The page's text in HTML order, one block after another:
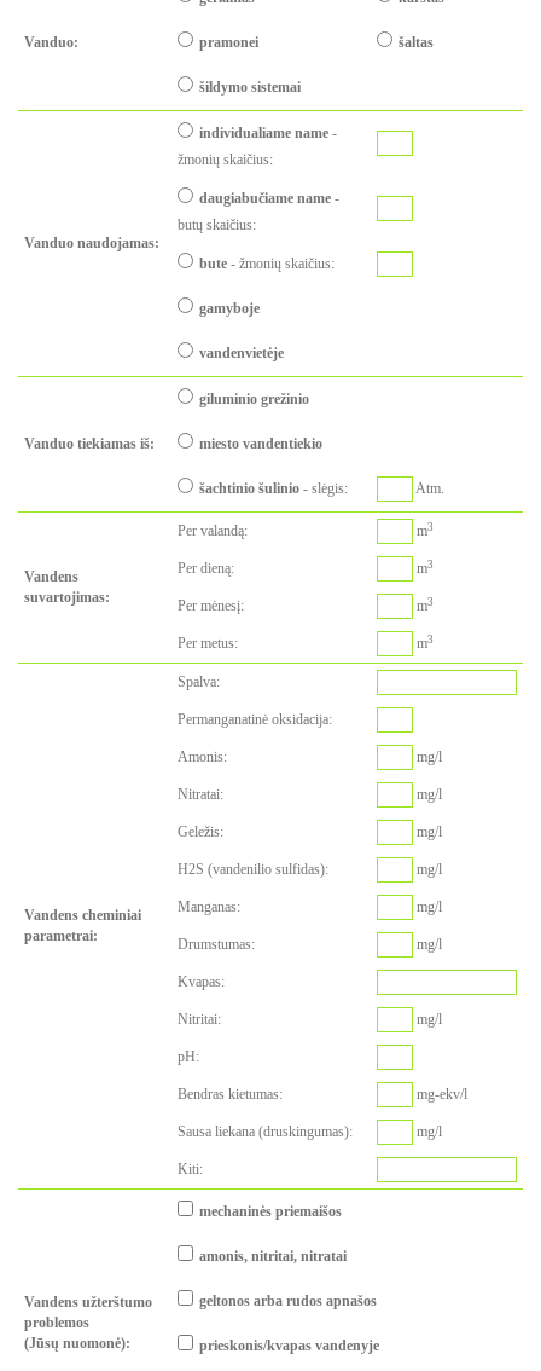
Vanduo: pramonei šaltas
šildymo sistemai
Vanduo naudojamas:
individualiame name -
žmonių skaičius:
daugiabučiame name -
butų skaičius:
bute - žmonių skaičius:
gamyboje
vandenvietėje
Vanduo tiekiamas iš:
giluminio grežinio
miesto vandentiekio
šachtinio šulinio - slėgis: Atm.
Vandens
suvartojimas:
Per valandą: m3
Per dieną: m3
Per mėnesį: m3
Per metus: m3
Vandens cheminiai
parametrai:
Spalva:
Permanganatinė oksidacija:
Amonis: mg/l
Nitratai: mg/l
Geležis: mg/l
H2S (vandenilio sulfidas): mg/l
Manganas: mg/l
Drumstumas: mg/l
Kvapas:
Nitritai: mg/l
pH:
Bendras kietumas: mg-ekv/l
Sausa liekana (druskingumas): mg/l
Kiti:
Vandens užterštumo
problemos
(Jūsų nuomonė):
mechaninės priemaišos
amonis, nitritai, nitratai
geltonos arba rudos apnašos
prieskonis/kvapas vandenyje